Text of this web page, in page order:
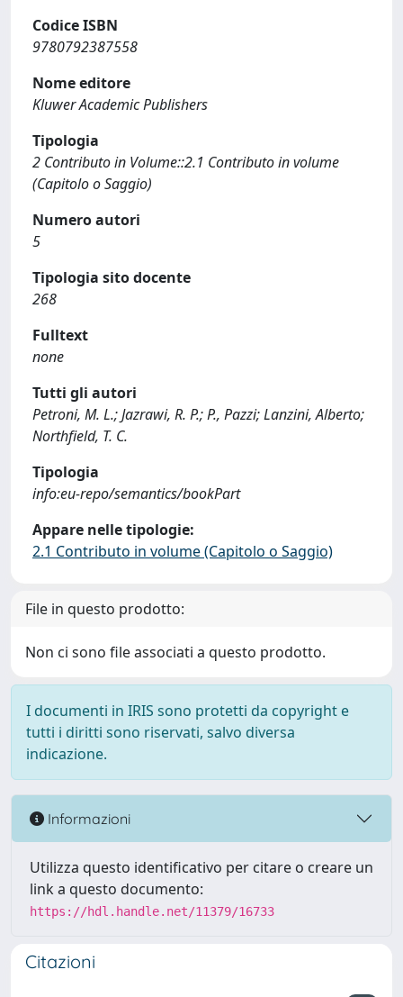
Codice ISBN
9780792387558
Nome editore
Kluwer Academic Publishers
Tipologia
2 Contributo in Volume::2.1 Contributo in volume
(Capitolo o Saggio)
Numero autori
5
Tipologia sito docente
268
Fulltext
none
Tutti gli autori
Petroni, M. L.; Jazrawi, R. P.; P., Pazzi; Lanzini, Alberto;
Northfield, T. C.
Tipologia
info:eu-repo/semantics/bookPart
Appare nelle tipologie:
2.1 Contributo in volume (Capitolo o Saggio)
File in questo prodotto:
Non ci sono file associati a questo prodotto.
I documenti in IRIS sono protetti da copyright e
tutti i diritti sono riservati, salvo diversa
indicazione.
Informazioni
Utilizza questo identificativo per citare o creare un
link a questo documento:
https://hdl.handle.net/11379/16733
Citazioni